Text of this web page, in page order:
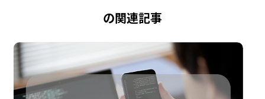
の関連記事